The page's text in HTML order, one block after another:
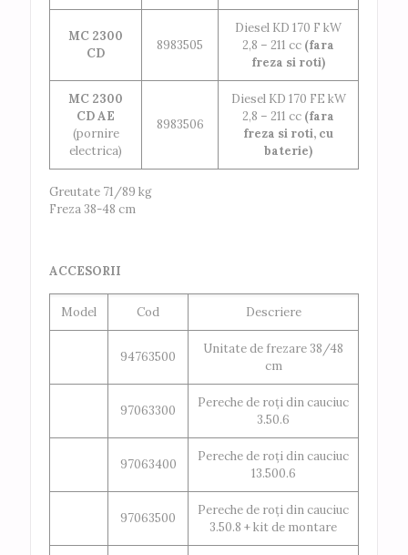
MC 2300
CD
8983505
Diesel KD 170 F kW
2,8 – 211 cc (fara
freza si roti)
MC 2300
CD AE
(pornire
electrica)
8983506
Diesel KD 170 FE kW
2,8 – 211 cc (fara
freza si roti, cu
baterie)
Greutate 71/89 kg
Freza 38-48 cm
ACCESORII
Model Cod Descriere
94763500
Unitate de frezare 38/48
cm
97063300
Pereche de roți din cauciuc
3.50.6
97063400
Pereche de roți din cauciuc
13.500.6
97063500
Pereche de roți din cauciuc
3.50.8 + kit de montare